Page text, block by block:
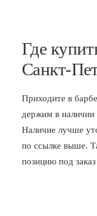
Где
Санкт-
Приходите в
держим в наличии
Наличие лучше
по ссылке выше.
позицию под